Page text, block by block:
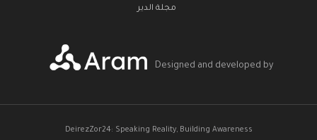
مجلة الدير
Designed and developed by
DeirezZor24: Speaking Reality, Building Awareness